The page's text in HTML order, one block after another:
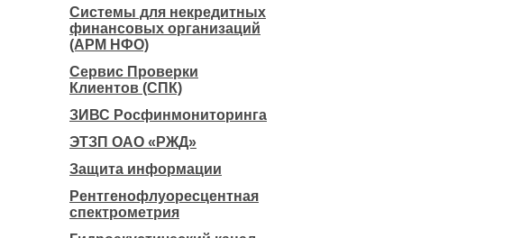
Системы для некредитных
финансовых организаций
(АРМ НФО)
Сервис Проверки
Клиентов (СПК)
ЗИВС Росфинмониторинга
ЭТЗП ОАО «РЖД»
Защита информации
Рентгенофлуоресцентная
спектрометрия